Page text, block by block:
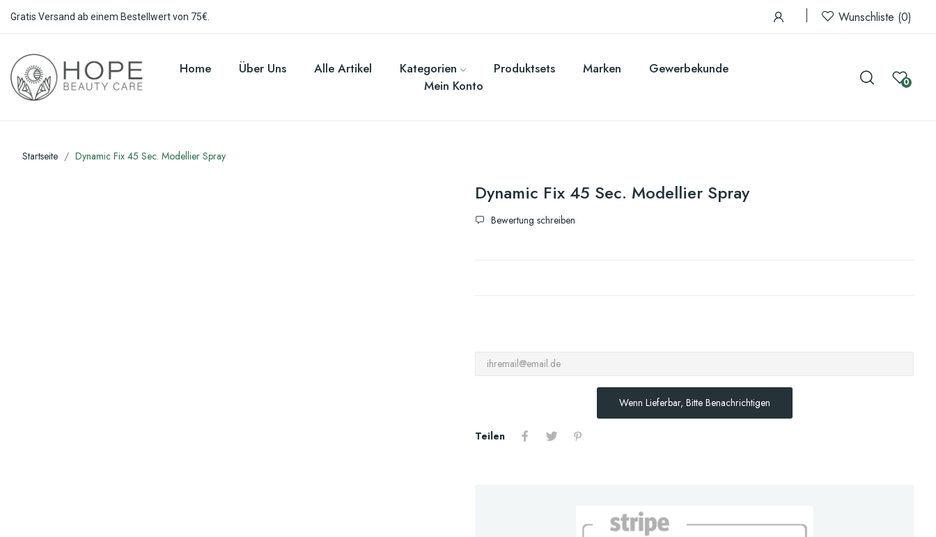
Gratis Versand ab einem Bestellwert von 75€. Wunschliste 0
Home Über Uns Alle Artikel Kategorien Produktsets Marken
Gewerbekunde
Mein Konto
0
Startseite Dynamic Fix 45 Sec. Modellier Spray
Dynamic Fix 45 Sec. Modellier Spray
Bewertung schreiben
Wenn Lieferbar, Bitte Benachrichtigen
Teilen